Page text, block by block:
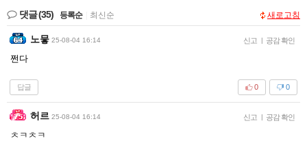
댓글(35) 등록순 최신순 새로고침
노뭏 25-08-04 16:14 신고 | 공감 확인
쩐다
답글 0
0
허르 25-08-04 16:14 신고 | 공감 확인
ㅊㅋㅊㅋ